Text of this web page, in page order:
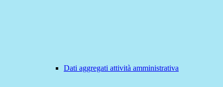
Dati aggregati attività amministrativa